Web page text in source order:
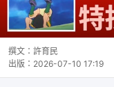
撰文： 許育民
出版： 2026-07-10 17:19